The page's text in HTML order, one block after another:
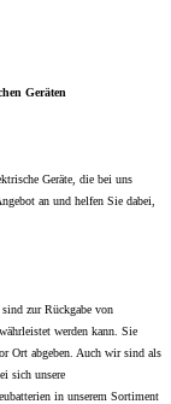
Geräten
Geräte, die bei uns
an und helfen Sie dabei,
zur Rückgabe von
werden kann. Sie
Ort abgeben. Auch wir sind als
sich unsere
in unserem Sortiment